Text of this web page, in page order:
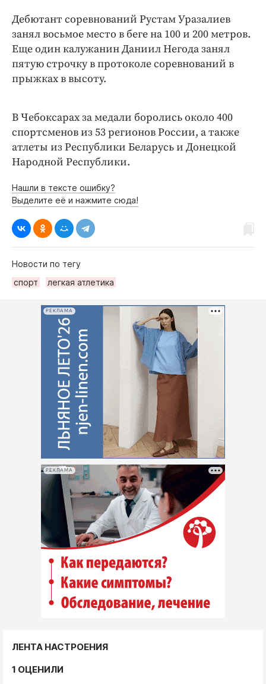
Дебютант соревнований Рустам Уразалиев
занял восьмое место в беге на 100 и 200 метров.
Еще один калужанин Даниил Негода занял
пятую строчку в протоколе соревнований в
прыжках в высоту.
В Чебоксарах за медали боролись около 400
спортсменов из 53 регионов России, а также
атлеты из Республики Беларусь и Донецкой
Народной Республики.
Нашли в тексте ошибку?
Выделите её и нажмите сюда!
Новости по тегу
спорт
легкая атлетика
РЕКЛАМА
РЕКЛАМА
ЛЕНТА НАСТРОЕНИЯ
1 ОЦЕНИЛИ